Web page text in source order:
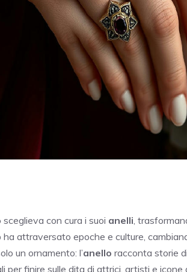
sceglieva con cura i suoi anelli ,
ha attraversato epoche e culture,
un ornamento: l’anello racconta storie di
per finire sulle dita di attrici, artisti e icone